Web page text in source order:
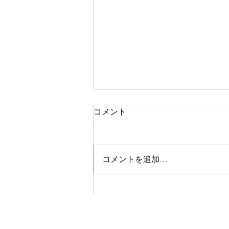
美眉スタイリング
コメント
コメントを追加…